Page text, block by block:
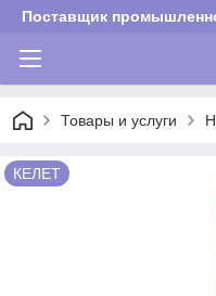
Поставщик
Товары и услуги
КЕЛЕТ